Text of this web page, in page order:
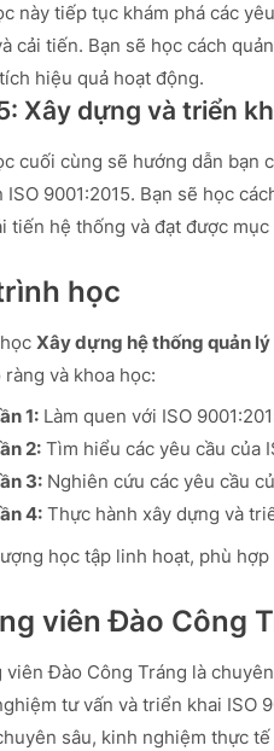
này tiếp tục khám phá các
cải tiến. Bạn sẽ học cách
hiệu quả hoạt động.
Xây dựng và triển
cuối cùng sẽ hướng dẫn bạn
ISO 9001:2015. Bạn sẽ học
tiến hệ thống và đạt được
học
Xây dựng hệ thống quản
ràng và khoa học:
1: Làm quen với ISO
2: Tìm hiểu các yêu cầu của
3: Nghiên cứu các yêu cầu
4: Thực hành xây dựng và
học tập linh hoạt, phù
viên Đào Công
viên Đào Công Tráng là
tư vấn và triển khai ISO
sâu, kinh nghiệm thực